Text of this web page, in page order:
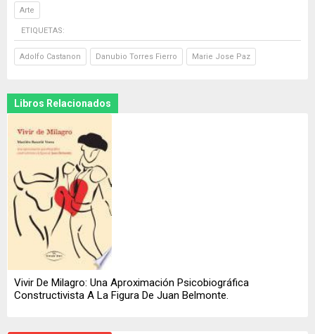
Arte
ETIQUETAS:
Adolfo Castanon Danubio Torres Fierro Marie Jose Paz
Libros Relacionados
Vivir De Milagro: Una Aproximación Psicobiográfica
Constructivista A La Figura De Juan Belmonte.